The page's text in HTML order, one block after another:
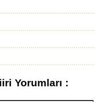
Yorumları :